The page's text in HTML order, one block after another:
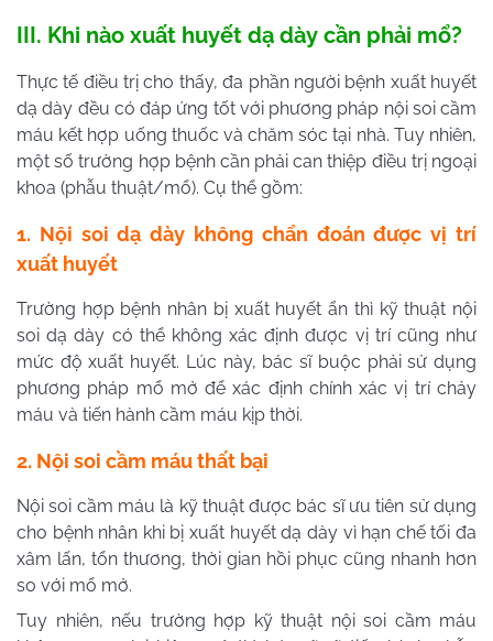
III. Khi nào xuất huyết dạ dày cần phải mổ?
Thực tế điều trị cho thấy, đa phần người bệnh xuất huyết
dạ dày đều có đáp ứng tốt với phương pháp nội soi cầm
máu kết hợp uống thuốc và chăm sóc tại nhà. Tuy nhiên,
một số trường hợp bệnh cần phải can thiệp điều trị ngoại
khoa (phẫu thuật/mổ). Cụ thể gồm:
1. Nội soi dạ dày không chẩn đoán được vị trí
xuất huyết
Trường hợp bệnh nhân bị xuất huyết ẩn thì kỹ thuật nội
soi dạ dày có thể không xác định được vị trí cũng như
mức độ xuất huyết. Lúc này, bác sĩ buộc phải sử dụng
phương pháp mổ mở để xác định chính xác vị trí chảy
máu và tiến hành cầm máu kịp thời.
2. Nội soi cầm máu thất bại
Nội soi cầm máu là kỹ thuật được bác sĩ ưu tiên sử dụng
cho bệnh nhân khi bị xuất huyết dạ dày vì hạn chế tối đa
xâm lấn, tổn thương, thời gian hồi phục cũng nhanh hơn
so với mổ mở.
Tuy nhiên, nếu trường hợp kỹ thuật nội soi cầm máu